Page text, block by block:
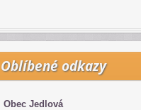
Oblíbené odkazy
Obec Jedlová